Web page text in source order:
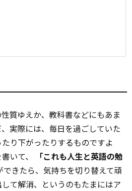
質ゆえか、教科書などにもあま
実際には、毎日を過ごしていた
り下がったりするものですよ
いて、
「これも人生と英語の勉
できたら、気持ちを切り替えて頑
て解消、というのもたまにはア